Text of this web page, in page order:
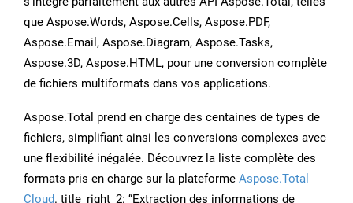
que Aspose.Words, Aspose.Cells, Aspose.PDF,
Aspose.Email, Aspose.Diagram, Aspose.Tasks,
Aspose.3D, Aspose.HTML, pour une conversion complète
de fichiers multiformats dans vos applications.
Aspose.Total prend en charge des centaines de types de
fichiers, simplifiant ainsi les conversions complexes avec
une flexibilité inégalée. Découvrez la liste complète des
formats pris en charge sur la plateforme Aspose.Total
Cloud. title_right_2: “Extraction des informations de